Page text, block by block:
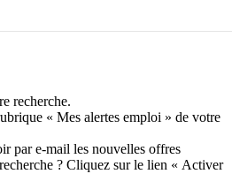
recherche.
« Mes alertes emploi » de votre
par e-mail les nouvelles offres
? Cliquez sur le lien « Activer